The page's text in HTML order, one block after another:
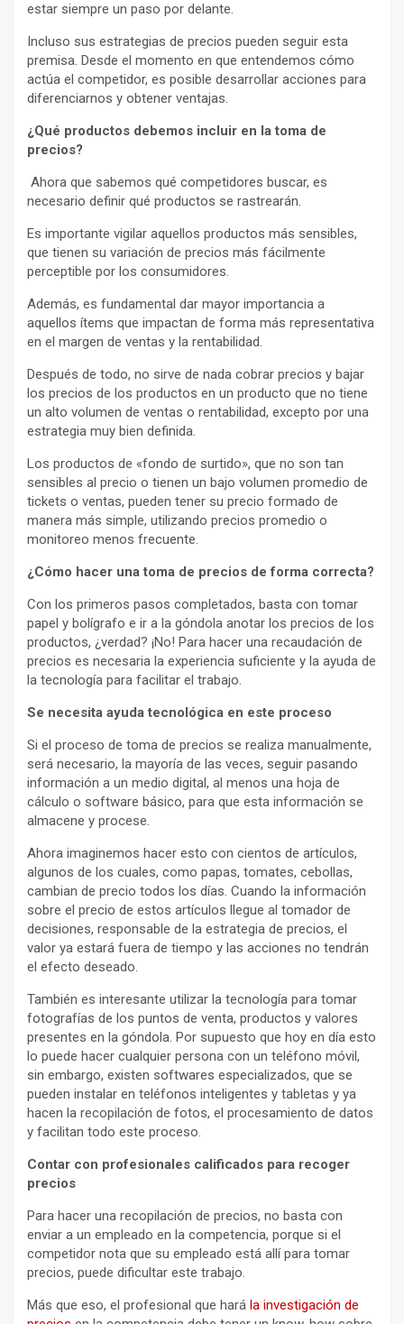
estar siempre un paso por delante.
Incluso sus estrategias de precios pueden seguir esta
premisa. Desde el momento en que entendemos cómo
actúa el competidor, es posible desarrollar acciones para
diferenciarnos y obtener ventajas.
¿Qué productos debemos incluir en la toma de
precios?
Ahora que sabemos qué competidores buscar, es
necesario definir qué productos se rastrearán.
Es importante vigilar aquellos productos más sensibles,
que tienen su variación de precios más fácilmente
perceptible por los consumidores.
Además, es fundamental dar mayor importancia a
aquellos ítems que impactan de forma más representativa
en el margen de ventas y la rentabilidad.
Después de todo, no sirve de nada cobrar precios y bajar
los precios de los productos en un producto que no tiene
un alto volumen de ventas o rentabilidad, excepto por una
estrategia muy bien definida.
Los productos de «fondo de surtido», que no son tan
sensibles al precio o tienen un bajo volumen promedio de
tickets o ventas, pueden tener su precio formado de
manera más simple, utilizando precios promedio o
monitoreo menos frecuente.
¿Cómo hacer una toma de precios de forma correcta?
Con los primeros pasos completados, basta con tomar
papel y bolígrafo e ir a la góndola anotar los precios de los
productos, ¿verdad? ¡No! Para hacer una recaudación de
precios es necesaria la experiencia suficiente y la ayuda de
la tecnología para facilitar el trabajo.
Se necesita ayuda tecnológica en este proceso
Si el proceso de toma de precios se realiza manualmente,
será necesario, la mayoría de las veces, seguir pasando
información a un medio digital, al menos una hoja de
cálculo o software básico, para que esta información se
almacene y procese.
Ahora imaginemos hacer esto con cientos de artículos,
algunos de los cuales, como papas, tomates, cebollas,
cambian de precio todos los días. Cuando la información
sobre el precio de estos artículos llegue al tomador de
decisiones, responsable de la estrategia de precios, el
valor ya estará fuera de tiempo y las acciones no tendrán
el efecto deseado.
También es interesante utilizar la tecnología para tomar
fotografías de los puntos de venta, productos y valores
presentes en la góndola. Por supuesto que hoy en día esto
lo puede hacer cualquier persona con un teléfono móvil,
sin embargo, existen softwares especializados, que se
pueden instalar en teléfonos inteligentes y tabletas y ya
hacen la recopilación de fotos, el procesamiento de datos
y facilitan todo este proceso.
Contar con profesionales calificados para recoger
precios
Para hacer una recopilación de precios, no basta con
enviar a un empleado en la competencia, porque si el
competidor nota que su empleado está allí para tomar
precios, puede dificultar este trabajo.
Más que eso, el profesional que hará la investigación de